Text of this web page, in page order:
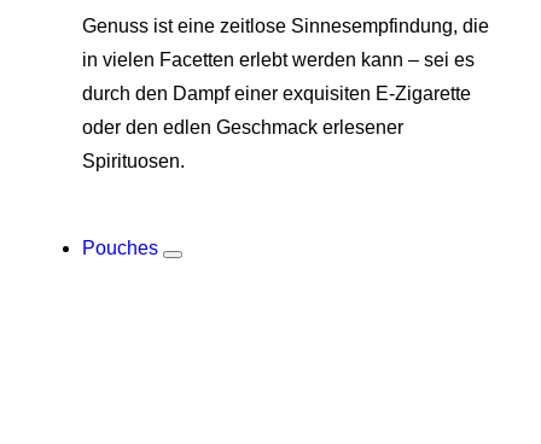
Genuss ist eine zeitlose Sinnesempfindung, die
in vielen Facetten erlebt werden kann – sei es
durch den Dampf einer exquisiten E-Zigarette
oder den edlen Geschmack erlesener
Spirituosen.
Pouches